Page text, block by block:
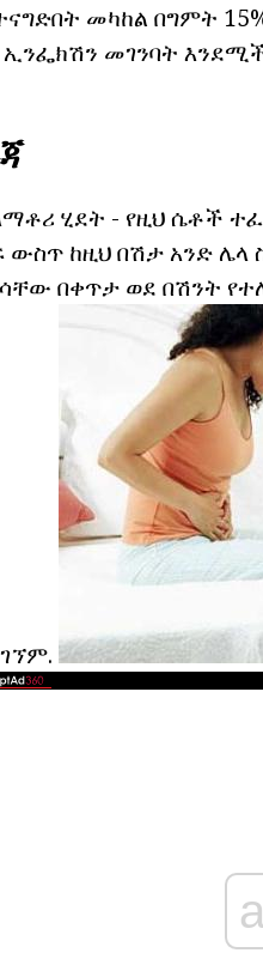
መካከል በግምት
መገንባት
ሂደት - የዚህ ሴቶች
ከዚህ በሽታ አንድ
በቀጥታ ወደ በሽንት